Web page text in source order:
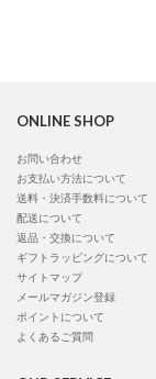
ONLINE SHOP
お問い合わせ
お支払い方法について
送料・決済手数料について
配送について
返品・交換について
ギフトラッピングについて
サイトマップ
メールマガジン登録
ポイントについて
よくあるご質問